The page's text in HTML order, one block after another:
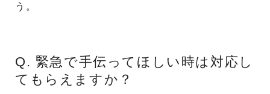
う。
Q. 緊急で手伝ってほしい時は対応し
てもらえますか？